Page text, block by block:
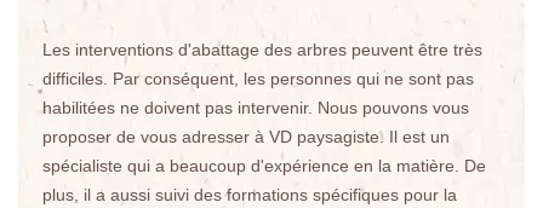
Les interventions d'abattage des arbres peuvent être très
difficiles. Par conséquent, les personnes qui ne sont pas
habilitées ne doivent pas intervenir. Nous pouvons vous
proposer de vous adresser à VD paysagiste. Il est un
spécialiste qui a beaucoup d'expérience en la matière. De
plus, il a aussi suivi des formations spécifiques pour la